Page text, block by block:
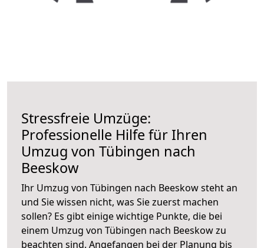
Stressfreie Umzüge:
Professionelle Hilfe für Ihren
Umzug von Tübingen nach
Beeskow
Ihr Umzug von Tübingen nach Beeskow steht an
und Sie wissen nicht, was Sie zuerst machen
sollen? Es gibt einige wichtige Punkte, die bei
einem Umzug von Tübingen nach Beeskow zu
beachten sind. Angefangen bei der Planung bis